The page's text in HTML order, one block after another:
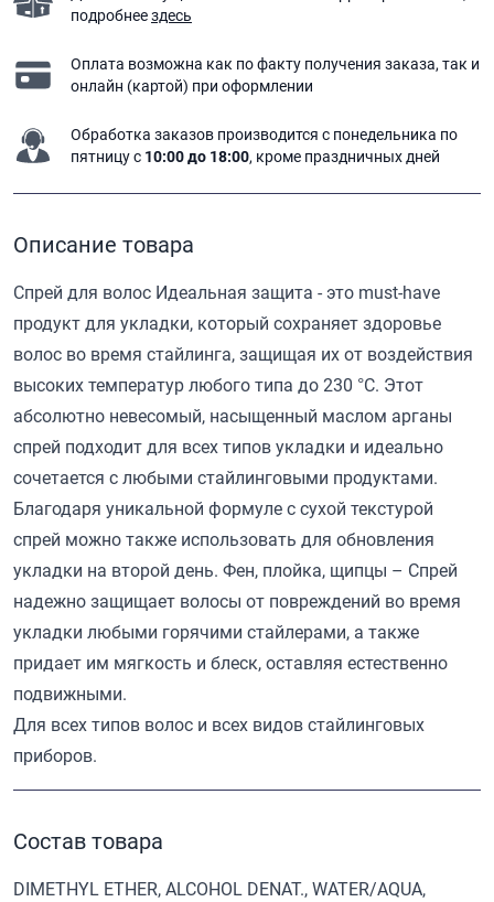
подробнеездесь
Оплата возможна как по факту получения заказа, так и
онлайн (картой) при оформлении
Обработка заказов производится с понедельника по
пятницу с 10:00 до 18:00, кроме праздничных дней
Описание товара
Спрей для волос Идеальная защита - это must-have
продукт для укладки, который сохраняет здоровье
волос во время стайлинга, защищая их от воздействия
высоких температур любого типа до 230 °C. Этот
абсолютно невесомый, насыщенный маслом арганы
спрей подходит для всех типов укладки и идеально
сочетается с любыми стайлинговыми продуктами.
Благодаря уникальной формуле с сухой текстурой
спрей можно также использовать для обновления
укладки на второй день. Фен, плойка, щипцы – Спрей
надежно защищает волосы от повреждений во время
укладки любыми горячими стайлерами, а также
придает им мягкость и блеск, оставляя естественно
подвижными.
Для всех типов волос и всех видов стайлинговых
приборов.
Состав товара
DIMETHYL ETHER, ALCOHOL DENAT., WATER/AQUA,